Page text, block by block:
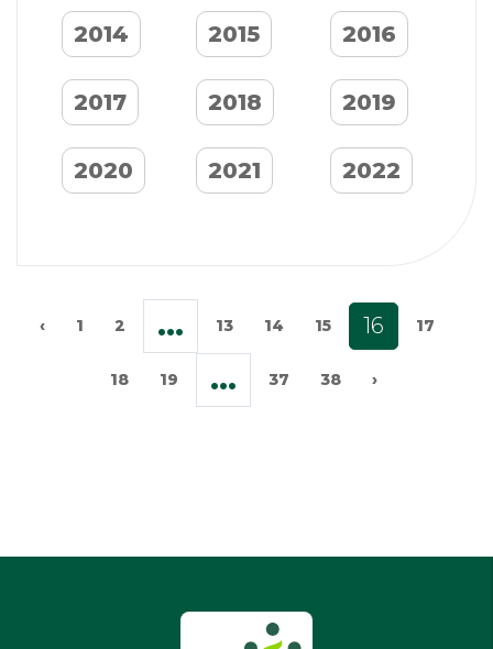
2014 2015 2016
2017 2018 2019
2020 2021 2022
‹ 1 2 ... 13 14 15 16 17
18 19 ... 37 38 ›